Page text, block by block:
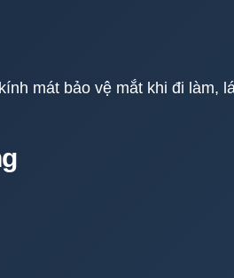
mát bảo vệ mắt khi đi làm,